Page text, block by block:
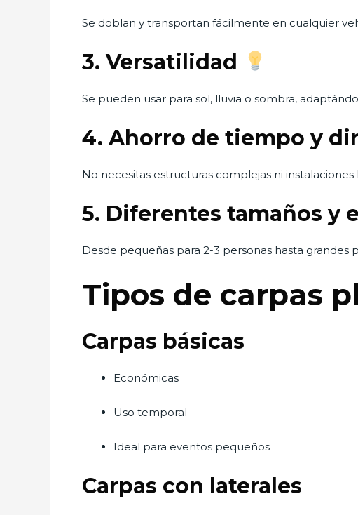
Se doblan y transportan fácilmente en cualquier
3. Versatilidad
Se pueden usar para sol, lluvia o sombra,
4. Ahorro de tiempo y
No necesitas estructuras complejas ni instalaciones
5. Diferentes tamaños y
Desde pequeñas para 2-3 personas hasta grandes
Tipos de carpas
Carpas básicas
Económicas
Uso temporal
Ideal para eventos pequeños
Carpas con laterales